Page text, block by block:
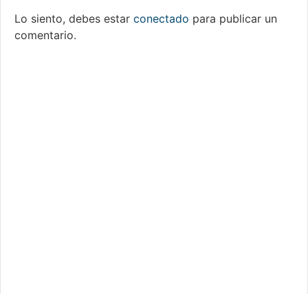
Lo siento, debes estar conectado para publicar un
comentario.